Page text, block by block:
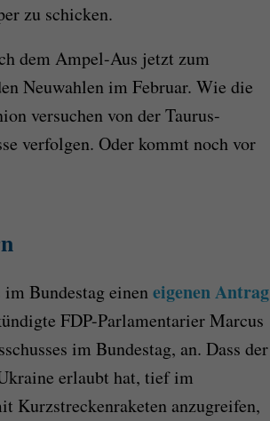
zu schicken.
dem Ampel-Aus jetzt zum
Neuwahlen im Februar. Wie die
versuchen von der Taurus-
verfolgen. Oder kommt noch vor
Bundestag eineneigenen Antrag
FDP-Parlamentarier Marcus
im Bundestag, an. Dass der
erlaubt hat, tief im
Kurzstreckenraketen anzugreifen,